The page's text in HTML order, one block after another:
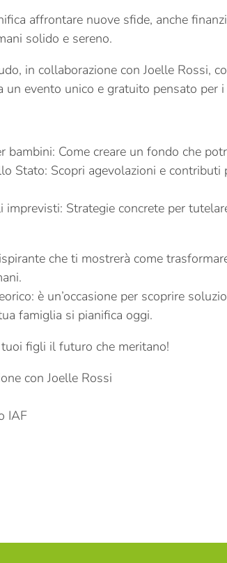
affrontare nuove sfide, anche
solido e sereno.
in collaborazione con Joelle Rossi,
un evento unico e gratuito pensato per
bambini: Come creare un fondo che
Stato: Scopri agevolazioni e
imprevisti: Strategie concrete per
che ti mostrerà come
è un’occasione per scoprire
famiglia si pianifica oggi.
figli il futuro che meritano!
con Joelle Rossi
IAF